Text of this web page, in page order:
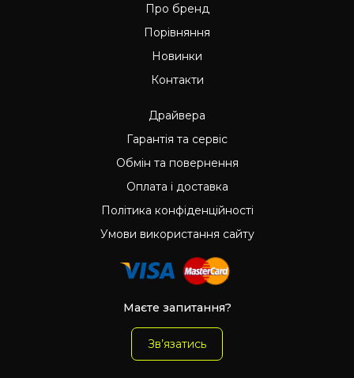
Про бренд
Порівняння
Новинки
Контакти
Драйвера
Гарантія та сервіс
Обмін та повернення
Оплата і доставка
Політика конфіденційності
Умови використання сайту
Маєте запитання?
Зв’язатись